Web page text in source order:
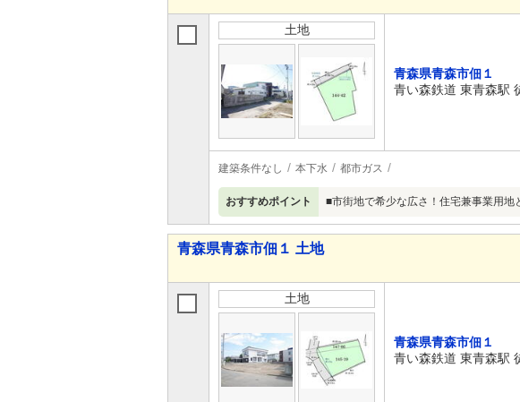
土地
青森県青森市佃１
青い森鉄道 東青森駅
建築条件なし 本下水 都市ガス
おすすめポイント ■市街地で希少な広さ！住宅兼事業用地
青森県青森市佃１ 土地
土地
青森県青森市佃１
青い森鉄道 東青森駅